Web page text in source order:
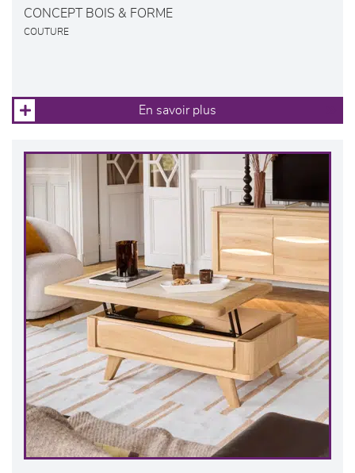
CONCEPT BOIS & FORME
COUTURE
En savoir plus